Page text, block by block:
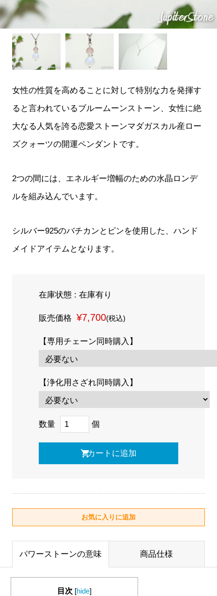
女性の性質を高めることに対して特別な力を発揮す
ると言われているブルームーンストーン、女性に絶
大なる人気を誇る恋愛ストーンマダガスカル産ロー
ズクォーツの開運ペンダントです。
2つの間には、エネルギー増幅のための水晶ロンデ
ルを組み込んでいます。
シルバー925のバチカンとピンを使用した、ハンド
メイドアイテムとなります。
在庫状態 : 在庫有り
販売価格 ¥7,700(税込)
【専用チェーン同時購入】
【浄化用さざれ同時購入】
数量 個
パワーストーンの意味 商品仕様
目次 [hide]